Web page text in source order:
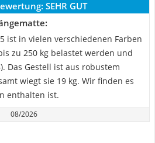
SEHR GUT
ist in vielen verschiedenen Farben
zu 250 kg belastet werden und
Das Gestell ist aus robustem
wiegt sie 19 kg. Wir finden es
enthalten ist.
08/2026